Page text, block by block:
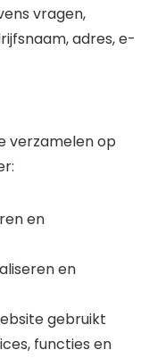
vragen,
adres, e-
verzamelen op
en
en
gebruikt
functies en